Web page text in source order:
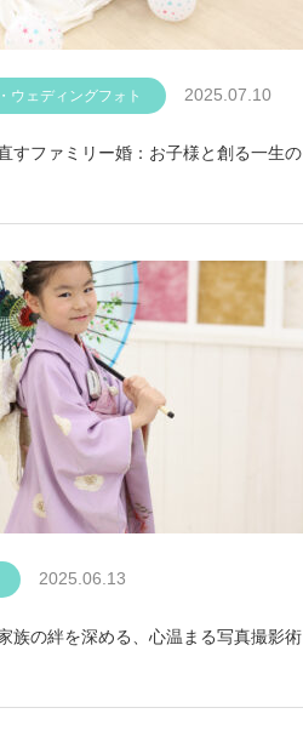
ウェディングフォト 2025.07.10
すファミリー婚：お子様と創る一生の
2025.06.13
族の絆を深める、心温まる写真撮影術